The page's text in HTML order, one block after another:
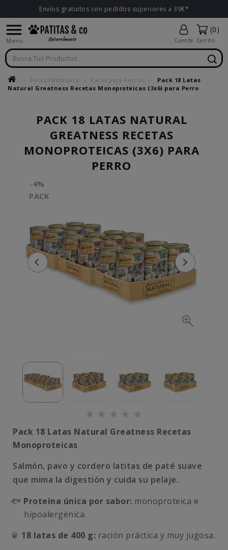
Envíos gratuitos con pedidos superiores a 39€*

Menu Cuenta
(0)
Carrito
Packs Patitas&co Packs para Perros
Pack 18 Latas
Natural Greatness Recetas Monoproteicas (3x6) para Perro
PACK 18 LATAS NATURAL
GREATNESS RECETAS
MONOPROTEICAS (3X6) PARA
PERRO
-4%
PACK
Pack 18 Latas Natural Greatness Recetas
Monoproteicas
Salmón, pavo y cordero latitas de paté suave
que mima la digestión y cuida su pelaje.
🐟 Proteína única por sabor: monoproteica e
hipoalergénica.
🥫 18 latas de 400 g: ración práctica y muy jugosa.